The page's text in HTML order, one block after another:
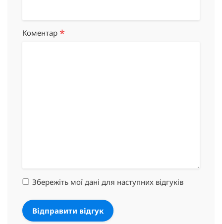
Коментар *
Збережіть мої дані для наступних відгуків